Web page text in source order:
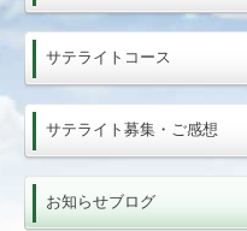
サテライトコース
サテライト募集・ご感想
お知らせブログ